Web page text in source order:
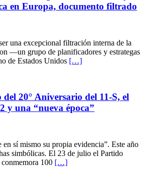
en Europa, documento filtrado
una excepcional filtración interna de la
—un grupo de planificadores y estrategas
de Estados Unidos […]
20° Aniversario del 11-S, el
y una “nueva época”
sí mismo su propia evidencia”. Este año
simbólicas. El 23 de julio el Partido
100 […]